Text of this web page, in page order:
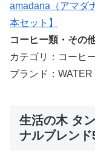
amadana（アマダ
本セット】
コーヒー類・その
カテゴリ：コーヒ
ブランド：
生活の木 タ
ナルブレンド